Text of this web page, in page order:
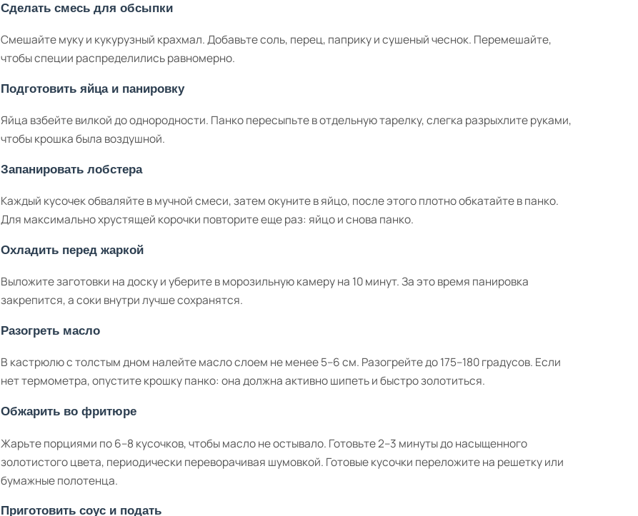
Сделать смесь для обсыпки
Смешайте муку и кукурузный крахмал. Добавьте соль, перец, паприку и сушеный чеснок. Перемешайте,
чтобы специи распределились равномерно.
Подготовить яйца и панировку
Яйца взбейте вилкой до однородности. Панко пересыпьте в отдельную тарелку, слегка разрыхлите руками,
чтобы крошка была воздушной.
Запанировать лобстера
Каждый кусочек обваляйте в мучной смеси, затем окуните в яйцо, после этого плотно обкатайте в панко.
Для максимально хрустящей корочки повторите еще раз: яйцо и снова панко.
Охладить перед жаркой
Выложите заготовки на доску и уберите в морозильную камеру на 10 минут. За это время панировка
закрепится, а соки внутри лучше сохранятся.
Разогреть масло
В кастрюлю с толстым дном налейте масло слоем не менее 5–6 см. Разогрейте до 175–180 градусов. Если
нет термометра, опустите крошку панко: она должна активно шипеть и быстро золотиться.
Обжарить во фритюре
Жарьте порциями по 6–8 кусочков, чтобы масло не остывало. Готовьте 2–3 минуты до насыщенного
золотистого цвета, периодически переворачивая шумовкой. Готовые кусочки переложите на решетку или
бумажные полотенца.
Приготовить соус и подать